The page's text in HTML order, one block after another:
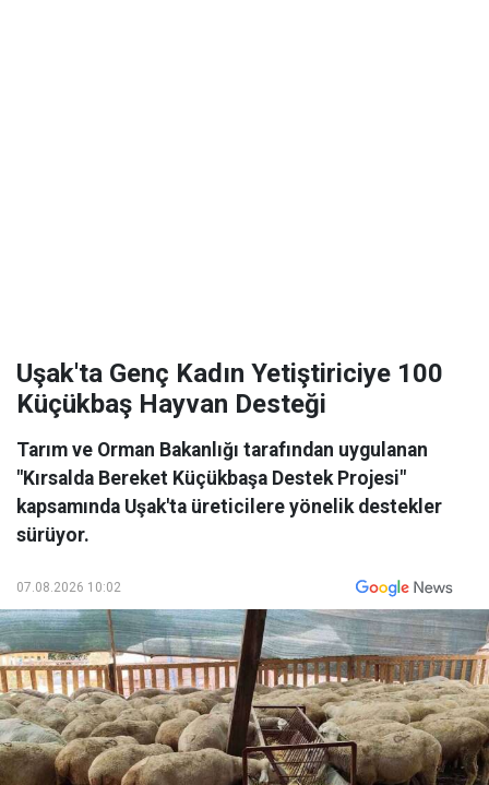
Uşak'ta Genç Kadın Yetiştiriciye 100
Küçükbaş Hayvan Desteği
Tarım ve Orman Bakanlığı tarafından uygulanan
"Kırsalda Bereket Küçükbaşa Destek Projesi"
kapsamında Uşak'ta üreticilere yönelik destekler
sürüyor.
07.08.2026 10:02